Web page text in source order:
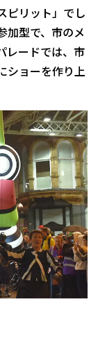
ピリット」でし
加型で、市のメ
レードでは、市
ショーを作り上